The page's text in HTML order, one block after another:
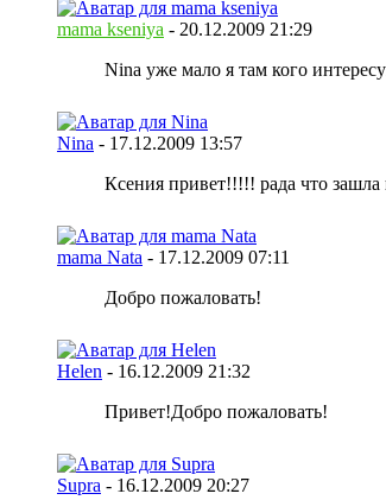
mama kseniya - 20.12.2009 21:29
Nina уже мало я там кого
Nina - 17.12.2009 13:57
Ксения привет!!!!! рада что
mama Nata - 17.12.2009 07:11
Добро пожаловать!
Helen - 16.12.2009 21:32
Привет!Добро пожаловать!
Supra - 16.12.2009 20:27